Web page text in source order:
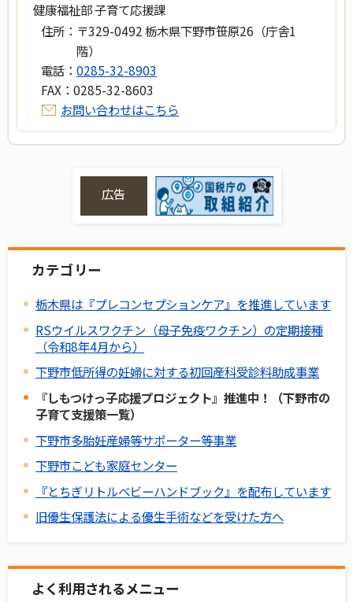
健康福祉部 子育て応援課
住所： 〒329-0492 栃木県下野市笹原26（庁舎1
階）
電話： 0285-32-8903
FAX： 0285-32-8603
お問い合わせはこちら
広告
カテゴリー
栃木県は『プレコンセプションケア』を推進しています
RSウイルスワクチン（母子免疫ワクチン）の定期接種
（令和8年4月から）
下野市低所得の妊婦に対する初回産科受診料助成事業
『しもつけっ子応援プロジェクト』推進中！（下野市の
子育て支援策一覧）
下野市多胎妊産婦等サポーター等事業
下野市こども家庭センター
『とちぎリトルベビーハンドブック』を配布しています
旧優生保護法による優生手術などを受けた方へ
よく利用されるメニュー